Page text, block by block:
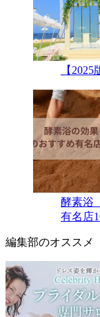
【
酵素浴
有名店
編集部のオススメ